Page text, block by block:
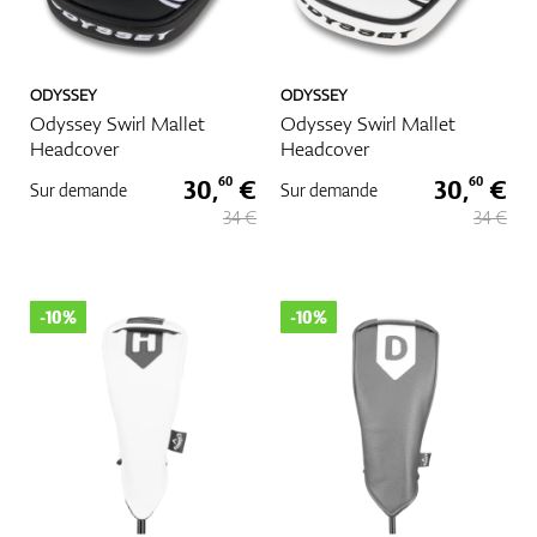
ODYSSEY
Odyssey Swirl Mallet
Headcover
Sur demande 30,60 €
34 €
ODYSSEY
Odyssey Swirl Mallet
Headcover
Sur demande 30,60 €
34 €
-10% -10%